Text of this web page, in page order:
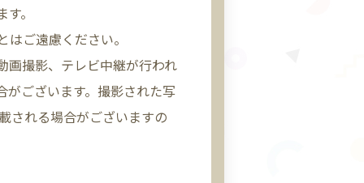
。
ご遠慮ください。
撮影、テレビ中継が行われ
がございます。撮影された写
される場合がございますの